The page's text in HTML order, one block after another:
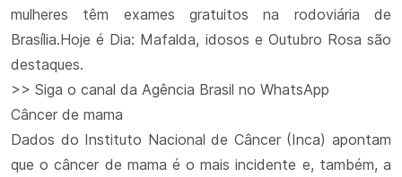
mulheres têm exames gratuitos na rodoviária de
Brasília.Hoje é Dia: Mafalda, idosos e Outubro Rosa são
destaques.
>> Siga o canal da Agência Brasil no WhatsApp
Câncer de mama
Dados do Instituto Nacional de Câncer (Inca) apontam
que o câncer de mama é o mais incidente e, também, a